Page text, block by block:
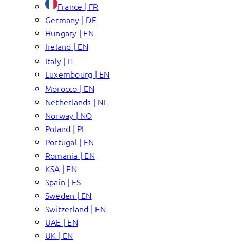
France | FR
Germany | DE
Hungary | EN
Ireland | EN
Italy | IT
Luxembourg | EN
Morocco | EN
Netherlands | NL
Norway | NO
Poland | PL
Portugal | EN
Romania | EN
KSA | EN
Spain | ES
Sweden | EN
Switzerland | EN
UAE | EN
UK | EN